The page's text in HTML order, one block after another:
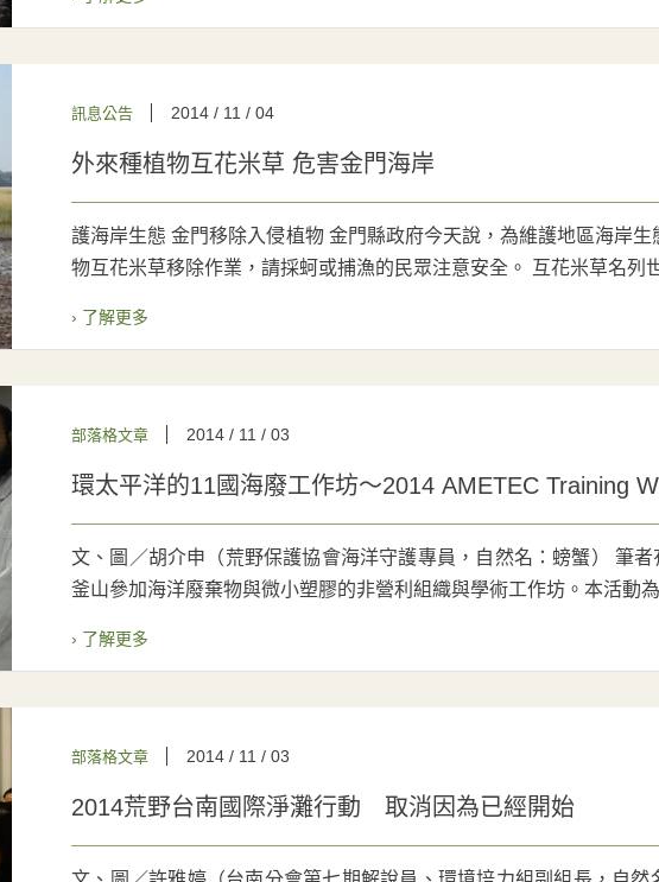
訊息公告 2014 / 11 / 04
外來種植物互花米草 危害金門海岸
護海岸生態 金門移除入侵植物 金門縣政府今天說，為維護地區海岸
物互花米草移除作業，請採蚵或捕漁的民眾注意安全。 互花米草名列
› 了解更多
部落格文章 2014 / 11 / 03
環太平洋的11國海廢工作坊～2014 AMETEC Training
文、圖／胡介申（荒野保護協會海洋守護專員，自然名：螃蟹） 筆
釜山參加海洋廢棄物與微小塑膠的非營利組織與學術工作坊。本活動
› 了解更多
部落格文章 2014 / 11 / 03
2014荒野台南國際淨灘行動 取消因為已經開始